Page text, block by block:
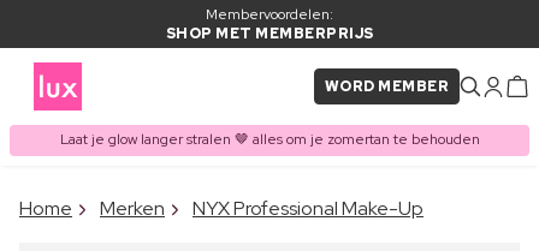
Membervoordelen:
SHOP MET MEMBERPRIJS
WORD MEMBER
Laat je glow langer stralen 🤎 alles om je zomertan te behouden
ITEM TOEGEVOEGD AAN
Vaak samen gekocht met
Home Merken NYX Professional Make-Up